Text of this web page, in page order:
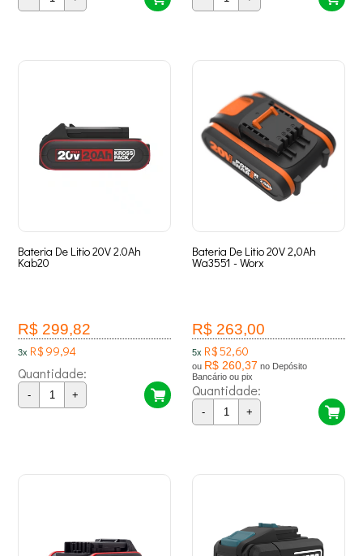
Bateria De Litio 20V 2.0Ah
Kab20
R$ 299,82
3x R$ 99,94
Quantidade:
- +
Bateria De Litio 20V 2,0Ah
Wa3551 - Worx
R$ 263,00
5x R$ 52,60
ou R$ 260,37 no Depósito
Bancário ou pix
Quantidade:
- +